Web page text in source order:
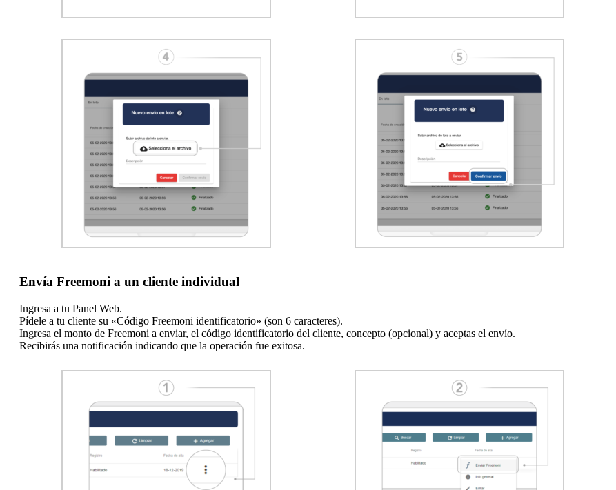
Envía Freemoni a un cliente individual
Ingresa a tu Panel Web.
Pídele a tu cliente su «Código Freemoni identificatorio» (son 6 caracteres).
Ingresa el monto de Freemoni a enviar, el código identificatorio del cliente, concepto (opcional) y aceptas el envío.
Recibirás una notificación indicando que la operación fue exitosa.